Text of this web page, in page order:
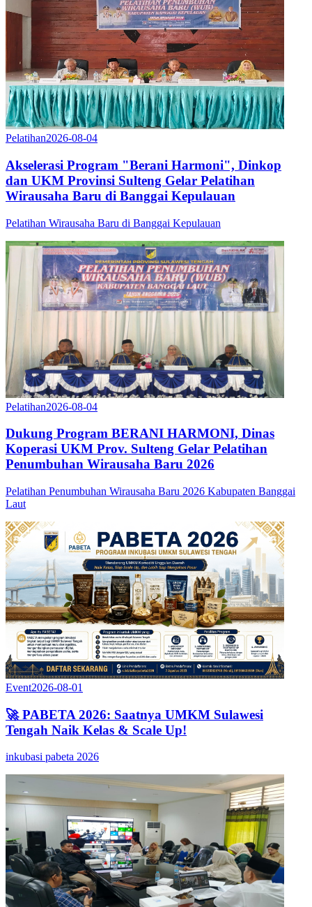
Pelatihan2026-08-04
Akselerasi Program "Berani Harmoni", Dinkop
dan UKM Provinsi Sulteng Gelar Pelatihan
Wirausaha Baru di Banggai Kepulauan
Pelatihan Wirausaha Baru di Banggai Kepulauan
Pelatihan2026-08-04
Dukung Program BERANI HARMONI, Dinas
Koperasi UKM Prov. Sulteng Gelar Pelatihan
Penumbuhan Wirausaha Baru 2026
Pelatihan Penumbuhan Wirausaha Baru 2026 Kabupaten Banggai
Laut
Event2026-08-01
🚀 PABETA 2026: Saatnya UMKM Sulawesi
Tengah Naik Kelas & Scale Up!
inkubasi pabeta 2026